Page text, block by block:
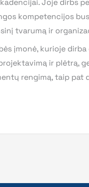
kompetencijos
tvarumą ir
įmonė, kurioje
ir plėtrą,
rengimą, taip pat